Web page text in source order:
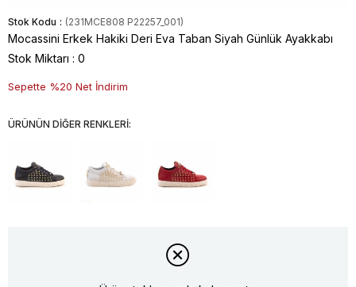
Stok Kodu (231MCE808 P22257_001)
Mocassini Erkek Hakiki Deri Eva Taban Siyah Günlük Ayakkabı
Stok Miktarı : 0
Sepette %20 Net İndirim
ÜRÜNÜN DİĞER RENKLERİ: